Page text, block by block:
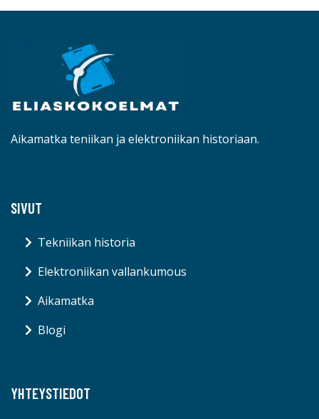
Aikamatka teniikan ja elektroniikan historiaan.
SIVUT
Tekniikan historia
Elektroniikan vallankumous
Aikamatka
Blogi
YHTEYSTIEDOT